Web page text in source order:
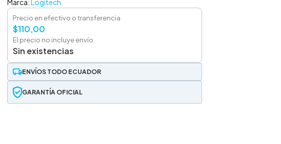
Marca:Logitech
Precio en efectivo o transferencia
$110,00
El precio no incluye envío.
Sin existencias
ENVÍOS TODO ECUADOR
GARANTÍA OFICIAL